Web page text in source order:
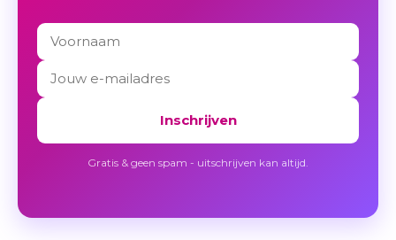
Inschrijven
Gratis & geen spam - uitschrijven kan altijd.